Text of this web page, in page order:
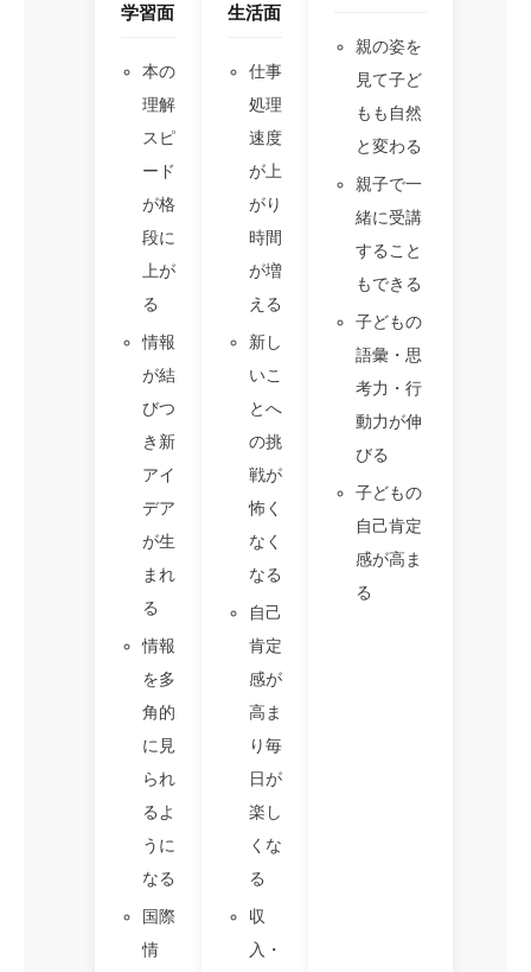
学習面
本の
理解
スピ
ード
が格
段に
上が
る
情報
が結
びつ
き新
アイ
デア
が生
まれ
る
情報
を多
角的
に見
られ
るよ
うに
なる
国際
情
生活面
仕事
処理
速度
が上
がり
時間
が増
える
新し
いこ
とへ
の挑
戦が
怖く
なく
なる
自己
肯定
感が
高ま
り毎
日が
楽し
くな
る
収
入・
親の姿を
見て子ど
もも自然
と変わる
親子で一
緒に受講
すること
もできる
子どもの
語彙・思
考力・行
動力が伸
びる
子どもの
自己肯定
感が高ま
る